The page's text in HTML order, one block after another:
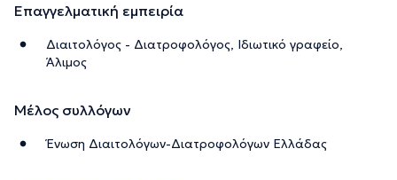
Επαγγελματική εμπειρία
Διαιτολόγος - Διατροφολόγος, Ιδιωτικό γραφείο,
Άλιμος
Μέλος συλλόγων
Ένωση Διαιτολόγων-Διατροφολόγων Ελλάδας